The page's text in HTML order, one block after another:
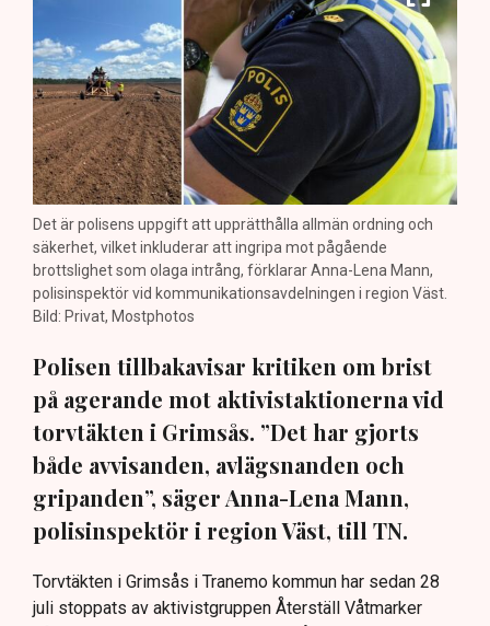
Det är polisens uppgift att upprätthålla allmän ordning och
säkerhet, vilket inkluderar att ingripa mot pågående
brottslighet som olaga intrång, förklarar Anna-Lena Mann,
polisinspektör vid kommunikationsavdelningen i region Väst.
Bild: Privat, Mostphotos
Polisen tillbakavisar kritiken om brist
på agerande mot aktivistaktionerna vid
torvtäkten i Grimsås. ”Det har gjorts
både avvisanden, avlägsnanden och
gripanden”, säger Anna-Lena Mann,
polisinspektör i region Väst, till TN.
Torvtäkten i Grimsås i Tranemo kommun har sedan 28
juli stoppats av aktivistgruppen Återställ Våtmarker